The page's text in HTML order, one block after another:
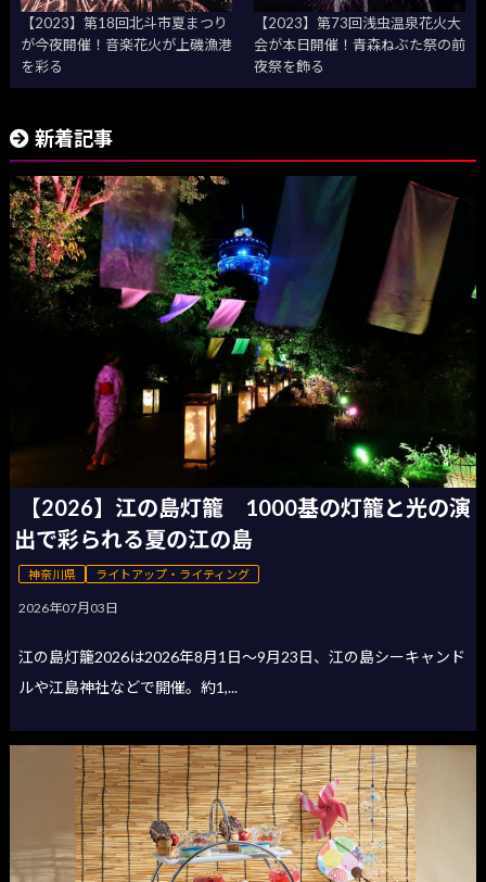
【2023】第18回北斗市夏まつり
が今夜開催！音楽花火が上磯漁港
を彩る
【2023】第73回浅虫温泉花火大
会が本日開催！青森ねぶた祭の前
夜祭を飾る
新着記事
【2026】江の島灯籠 1000基の灯籠と光の演
出で彩られる夏の江の島
神奈川県 ライトアップ・ライティング
2026年07月03日
江の島灯籠2026は2026年8月1日〜9月23日、江の島シーキャンド
ルや江島神社などで開催。約1,...